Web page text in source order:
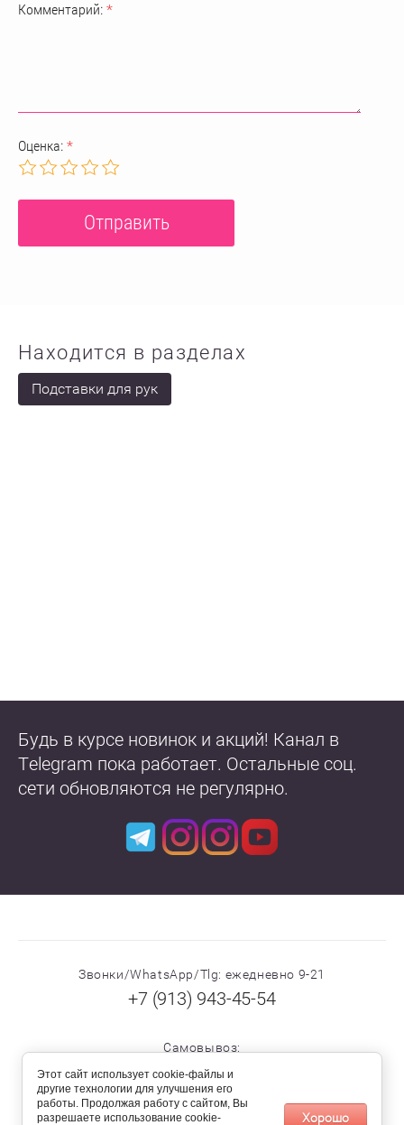
Комментарий: *
Оценка: *
Находится в разделах
Подставки для рук
Будь в курсе новинок и акций! Канал в
Telegram пока работает. Остальные соц.
сети обновляются не регулярно.
Звонки/WhatsApp/Tlg: ежедневно 9-21
+7 (913) 943-45-54
Самовывоз:
г. Новосибирск, ул. Междуреченская, 1.
По предварительному звонку
Этот сайт использует cookie-файлы и
другие технологии для улучшения его
работы. Продолжая работу с сайтом, Вы
разрешаете использование cookie-
Хорошо